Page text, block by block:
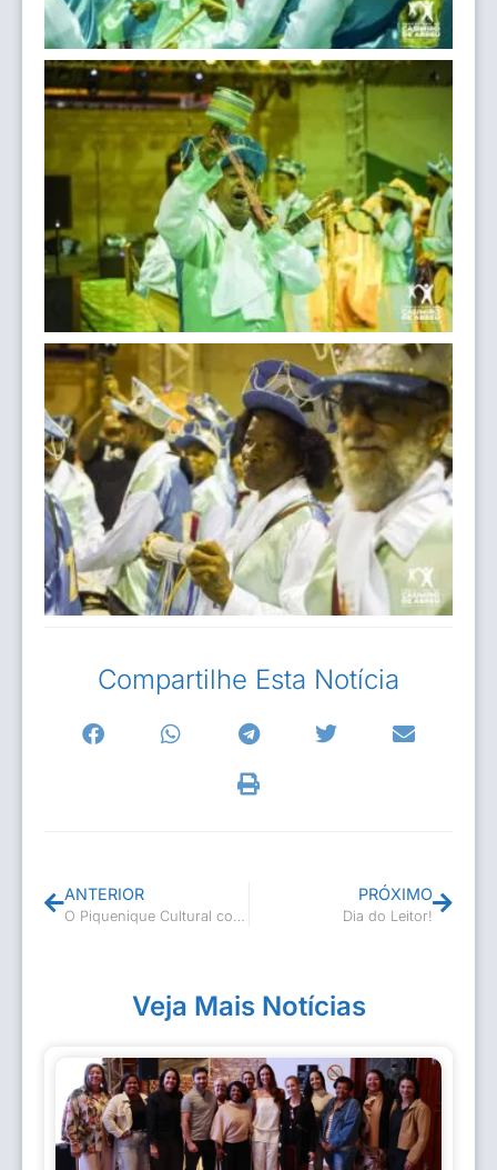
Compartilhe Esta Notícia
ANTERIOR
O Piquenique Cultural com a contadora de histórias Júlia Flor foi um encanto só!
PRÓXIMO
Dia do Leitor!
Veja Mais Notícias